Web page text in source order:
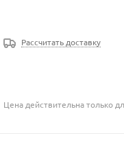
Рассчитать доставку
Цена действительна только